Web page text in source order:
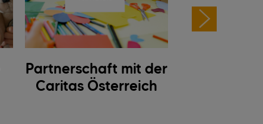
Partnerschaft mit der
Caritas Österreich